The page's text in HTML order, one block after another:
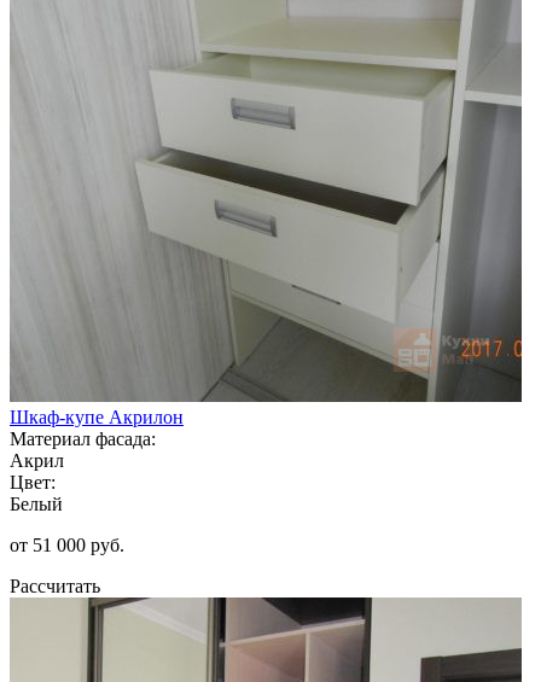
Шкаф-купе Акрилон
Материал фасада:
Акрил
Цвет:
Белый
от 51 000 руб.
Рассчитать